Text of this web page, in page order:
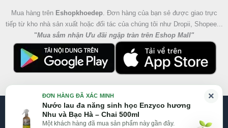
Mua hàng trên Eshopkhoedep. Đơn hàng của bạn sẻ được giao trực
tiếp từ kho nhà sản xuất hoặc đối tác của chúng tôi như Dropii, Shopee...
"Mua sắm nhận Ưu đãi ngập tràn trên Eshop Mall"
@2026 Eshop Khỏe Đẹp, All right reserved
×
ĐƠN HÀNG ĐÃ XÁC MINH
Nước lau đa năng sinh học Enzyco hương
Nhu và Bạc Hà – Chai 500ml
Một khách hàng đã mua sản phẩm này gần đây.